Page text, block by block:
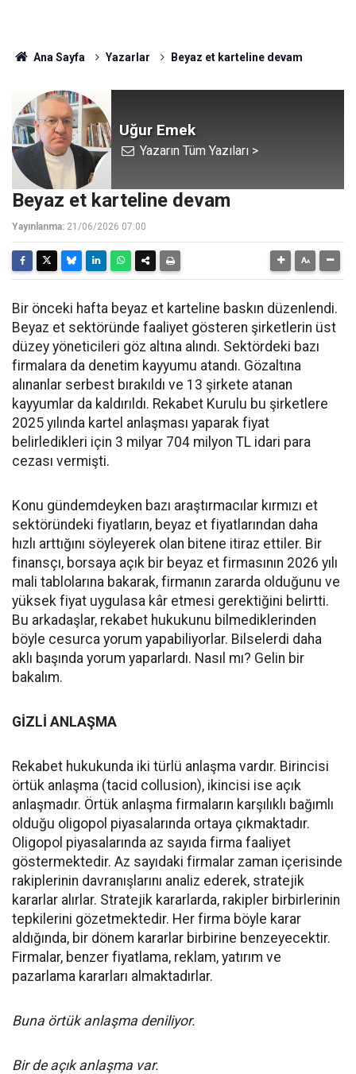
Ana Sayfa Yazarlar Beyaz et karteline devam
Uğur Emek
Yazarın Tüm Yazıları >
Beyaz et karteline devam
Yayınlanma: 21/06/2026 07:00
Bir önceki hafta beyaz et karteline baskın düzenlendi.
Beyaz et sektöründe faaliyet gösteren şirketlerin üst
düzey yöneticileri göz altına alındı. Sektördeki bazı
firmalara da denetim kayyumu atandı. Gözaltına
alınanlar serbest bırakıldı ve 13 şirkete atanan
kayyumlar da kaldırıldı. Rekabet Kurulu bu şirketlere
2025 yılında kartel anlaşması yaparak fiyat
belirledikleri için 3 milyar 704 milyon TL idari para
cezası vermişti.
Konu gündemdeyken bazı araştırmacılar kırmızı et
sektöründeki fiyatların, beyaz et fiyatlarından daha
hızlı arttığını söyleyerek olan bitene itiraz ettiler. Bir
finansçı, borsaya açık bir beyaz et firmasının 2026 yılı
mali tablolarına bakarak, firmanın zararda olduğunu ve
yüksek fiyat uygulasa kâr etmesi gerektiğini belirtti.
Bu arkadaşlar, rekabet hukukunu bilmediklerinden
böyle cesurca yorum yapabiliyorlar. Bilselerdi daha
aklı başında yorum yaparlardı. Nasıl mı? Gelin bir
bakalım.
GİZLİ ANLAŞMA
Rekabet hukukunda iki türlü anlaşma vardır. Birincisi
örtük anlaşma (tacid collusion), ikincisi ise açık
anlaşmadır. Örtük anlaşma firmaların karşılıklı bağımlı
olduğu oligopol piyasalarında ortaya çıkmaktadır.
Oligopol piyasalarında az sayıda firma faaliyet
göstermektedir. Az sayıdaki firmalar zaman içerisinde
rakiplerinin davranışlarını analiz ederek, stratejik
kararlar alırlar. Stratejik kararlarda, rakipler birbirlerinin
tepkilerini gözetmektedir. Her firma böyle karar
aldığında, bir dönem kararlar birbirine benzeyecektir.
Firmalar, benzer fiyatlama, reklam, yatırım ve
pazarlama kararları almaktadırlar.
Buna örtük anlaşma deniliyor.
Bir de açık anlaşma var.